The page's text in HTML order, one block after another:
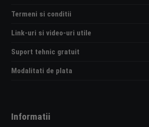
Termeni si conditii
Link-uri si video-uri utile
Suport tehnic gratuit
Modalitati de plata
Informatii